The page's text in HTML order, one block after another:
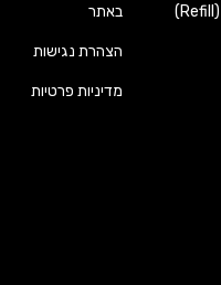
(Refill)
באתר
הצהרת נגישות
מדיניות פרטיות